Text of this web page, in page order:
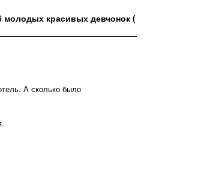
красивых девчонок (
А сколько было